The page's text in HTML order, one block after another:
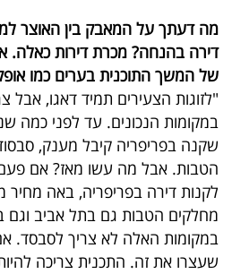
מה דעתך על המאבק בין האוצר
דירה בהנחה? מכרת דירות כאלה.
של המשך התוכנית בערים כמו
"לזוגות הצעירים תמיד דאגו, אבל
במקומות הנכונים. עד לפני כמה
שקנה בפריפריה קיבל מענק,
הטבות. אבל מה עשו מאז? אם
לקנות דירה בפריפריה, באה מחיר
מחלקים הטבות גם בתל אביב וגם
במקומות האלה לא צריך לסבסד.
שעצרו את זה. התכנית צריכה